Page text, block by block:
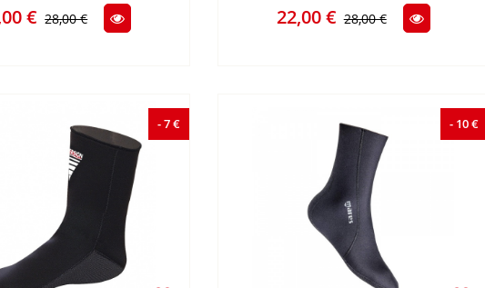
€ 28,00 € 22,00 € 28,00 €
- 7 € - 10 €